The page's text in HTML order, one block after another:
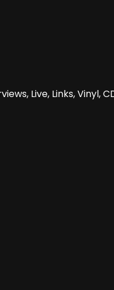
Live, Links, Vinyl,